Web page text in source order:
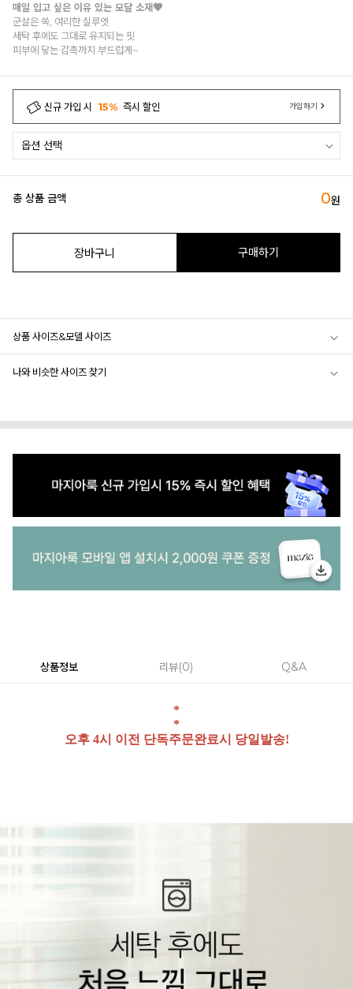
매일 입고 싶은 이유 있는 모달 소재🧡
군살은 쏙, 여리한 실루엣
세탁 후에도 그대로 유지되는 핏
피부에 닿는 감촉까지 부드럽게~
신규 가입 시 15% 즉시 할인 가입하기
총 상품 금액 0원
장바구니 구매하기
상품 사이즈&모델 사이즈
나와 비슷한 사이즈 찾기
상품정보 리뷰 0 Q&A
*
*
오후 4시 이전 단독주문완료시 당일발송!